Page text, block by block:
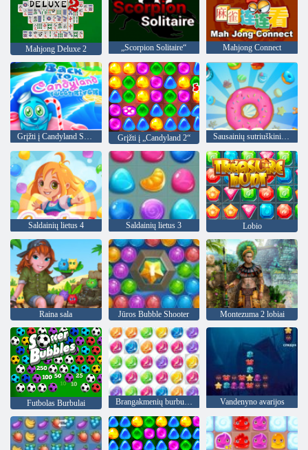
Mahjong Deluxe 2 „Scorpion Solitaire“ Mahjong Connect
Grįžti į Candyland Sweet upę Grįžti į „Candyland 2“ Sausainių sutriuškinimas
Saldainių lietus 4 Saldainių lietus 3 Lobio
Raina sala Jūros Bubble Shooter Montezuma 2 lobiai
Futbolas Burbulai Brangakmenių burbuliukai 3 Vandenyno avarijos